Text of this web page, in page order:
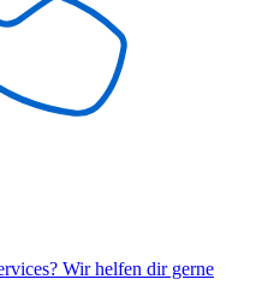
Wir helfen dir gerne